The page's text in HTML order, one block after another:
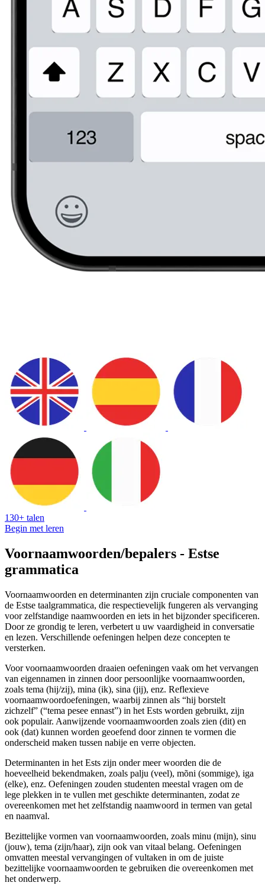
130+ talen
Begin met leren
Voornaamwoorden/bepalers - Estse
grammatica
Voornaamwoorden en determinanten zijn cruciale componenten van
de Estse taalgrammatica, die respectievelijk fungeren als vervanging
voor zelfstandige naamwoorden en iets in het bijzonder specificeren.
Door ze grondig te leren, verbetert u uw vaardigheid in conversatie
en lezen. Verschillende oefeningen helpen deze concepten te
versterken.
Voor voornaamwoorden draaien oefeningen vaak om het vervangen
van eigennamen in zinnen door persoonlijke voornaamwoorden,
zoals tema (hij/zij), mina (ik), sina (jij), enz. Reflexieve
voornaamwoordoefeningen, waarbij zinnen als “hij borstelt
zichzelf” (“tema pesee ennast”) in het Ests worden gebruikt, zijn
ook populair. Aanwijzende voornaamwoorden zoals zien (dit) en
ook (dat) kunnen worden geoefend door zinnen te vormen die
onderscheid maken tussen nabije en verre objecten.
Determinanten in het Ests zijn onder meer woorden die de
hoeveelheid bekendmaken, zoals palju (veel), mõni (sommige), iga
(elke), enz. Oefeningen zouden studenten meestal vragen om de
lege plekken in te vullen met geschikte determinanten, zodat ze
overeenkomen met het zelfstandig naamwoord in termen van getal
en naamval.
Bezittelijke vormen van voornaamwoorden, zoals minu (mijn), sinu
(jouw), tema (zijn/haar), zijn ook van vitaal belang. Oefeningen
omvatten meestal vervangingen of vultaken in om de juiste
bezittelijke voornaamwoorden te gebruiken die overeenkomen met
het onderwerp.